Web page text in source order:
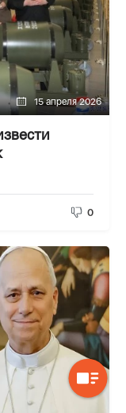
15 апреля 2026
0